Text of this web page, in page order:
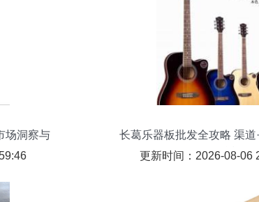
场洞察与
长葛乐器板批发全攻略 渠道
次聊透
更新时间：2026-08-06